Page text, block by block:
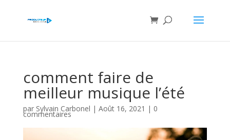
comment faire de
meilleur musique l’été
par Sylvain Carbonel | Août 16, 2021 | 0
commentaires